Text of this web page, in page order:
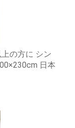
の方に シン
日本